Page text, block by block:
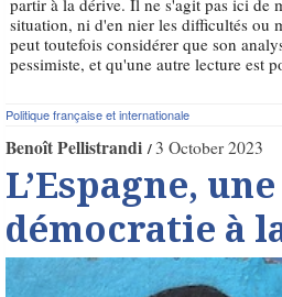
partir à la dérive. Il ne s'agit pas ici de
situation, ni d'en nier les difficultés ou
peut toutefois considérer que son
pessimiste, et qu'une autre lecture est
Politique française et internationale
Benoît Pellistrandi 3 October 2023
L’Espagne, une
démocratie à